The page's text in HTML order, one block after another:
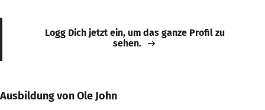
Logg Dich jetzt ein, um das ganze Profil zu
sehen.
Ausbildung von Ole John